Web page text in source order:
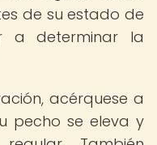
de su estado de
a determinar la
acérquese a
pecho se eleva y